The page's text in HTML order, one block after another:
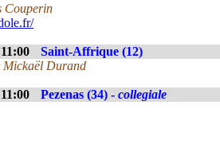
Couperin
11:00
Saint-Affrique (12)
Durand
11:00 Pezenas (34) - collegiale